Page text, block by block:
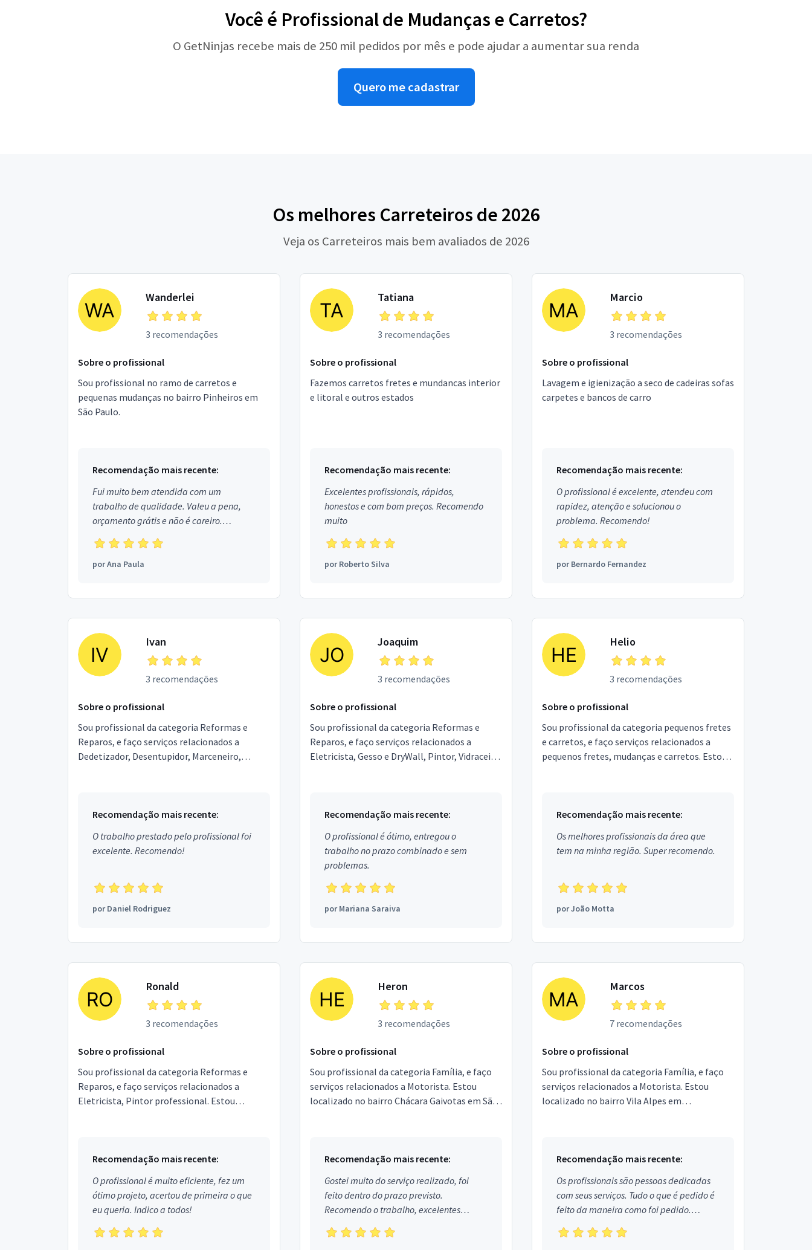
Você é Profissional de Mudanças e Carretos?
O GetNinjas recebe mais de 250 mil pedidos por mês e pode ajudar a aumentar sua renda
Quero me cadastrar
Os melhores Carreteiros de 2026
Veja os Carreteiros mais bem avaliados de 2026
Wanderlei
3 recomendações
Sobre o profissional
Sou profissional no ramo de carretos e
pequenas mudanças no bairro Pinheiros em
São Paulo.
Recomendação mais recente:
Fui muito bem atendida com um
trabalho de qualidade. Valeu a pena,
orçamento grátis e não é careiro.
Obrigada!
porAna Paula
Tatiana
3 recomendações
Sobre o profissional
Fazemos carretos fretes e mundancas interior
e litoral e outros estados
Recomendação mais recente:
Excelentes profissionais, rápidos,
honestos e com bom preços. Recomendo
muito
porRoberto Silva
Marcio
3 recomendações
Sobre o profissional
Lavagem e igienização a seco de cadeiras sofas
carpetes e bancos de carro
Recomendação mais recente:
O profissional é excelente, atendeu com
rapidez, atenção e solucionou o
problema. Recomendo!
porBernardo Fernandez
Ivan
3 recomendações
Sobre o profissional
Sou profissional da categoria Reformas e
Reparos, e faço serviços relacionados a
Dedetizador, Desentupidor, Marceneiro,
Recomendação mais recente:
O trabalho prestado pelo profissional foi
excelente. Recomendo!
porDaniel Rodriguez
Joaquim
3 recomendações
Sobre o profissional
Sou profissional da categoria Reformas e
Reparos, e faço serviços relacionados a
Eletricista, Gesso e DryWall, Pintor, Vidraceiro,
Recomendação mais recente:
O profissional é ótimo, entregou o
trabalho no prazo combinado e sem
problemas.
porMariana Saraiva
Helio
3 recomendações
Sobre o profissional
Sou profissional da categoria pequenos fretes
e carretos, e faço serviços relacionados a
pequenos fretes, mudanças e carretos. Estou
Recomendação mais recente:
Os melhores profissionais da área que
tem na minha região. Super recomendo.
porJoão Motta
Ronald
3 recomendações
Sobre o profissional
Sou profissional da categoria Reformas e
Reparos, e faço serviços relacionados a
Eletricista, Pintor professional. Estou
Recomendação mais recente:
O profissional é muito eficiente, fez um
ótimo projeto, acertou de primeira o que
eu queria. Indico a todos!
Heron
3 recomendações
Sobre o profissional
Sou profissional da categoria Família, e faço
serviços relacionados a Motorista. Estou
localizado no bairro Chácara Gaivotas em São
Recomendação mais recente:
Gostei muito do serviço realizado, foi
feito dentro do prazo previsto.
Recomendo o trabalho, excelentes
profissionais.
Marcos
7 recomendações
Sobre o profissional
Sou profissional da categoria Família, e faço
serviços relacionados a Motorista. Estou
localizado no bairro Vila Alpes em
Recomendação mais recente:
Os profissionais são pessoas dedicadas
com seus serviços. Tudo o que é pedido é
feito da maneira como foi pedido.
Aprovado!